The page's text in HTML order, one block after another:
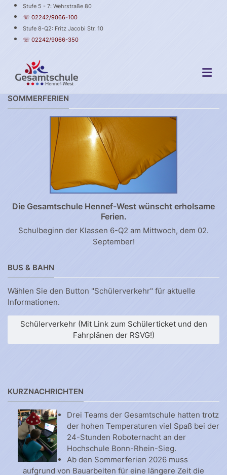
Stufe 5 - 7: Wehrstraße 80
☏ 02242/9066-100
Stufe 8-Q2: Fritz Jacobi Str. 10
☏ 02242/9066-350
SOMMERFERIEN
Die Gesamtschule Hennef-West wünscht erholsame
Ferien.
Schulbeginn der Klassen 6-Q2 am Mittwoch, dem 02.
September!
BUS & BAHN
Wählen Sie den Button "Schülerverkehr" für aktuelle
Informationen.
Schülerverkehr (Mit Link zum Schülerticket und den
Fahrplänen der RSVG!)
KURZNACHRICHTEN
Drei Teams der Gesamtschule hatten trotz
der hohen Temperaturen viel Spaß bei der
24-Stunden Roboternacht an der
Hochschule Bonn-Rhein-Sieg.
Ab den Sommerferien 2026 muss
aufgrund von Bauarbeiten für eine längere Zeit die